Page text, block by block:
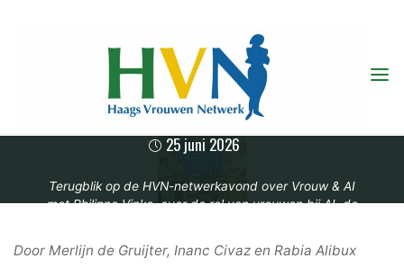
BIJEENKOMST JUNI
2026
25 juni 2026
Terugblik op de HVN-netwerkavond over Vrouw & AI
met Philipne Vinke, over de rol van vrouwen bij AI, de
Door Merlijn de Gruijter, Inanc Civaz en Rabia Alibux